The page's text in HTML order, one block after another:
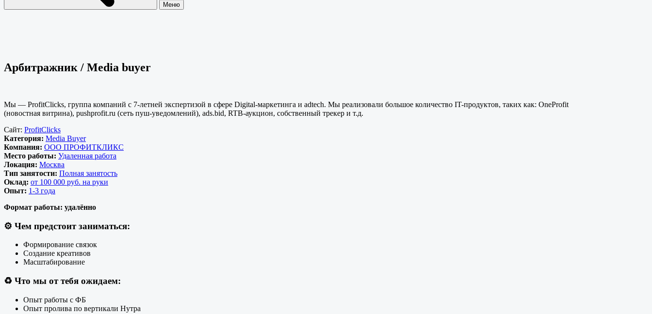
Меню
Арбитражник / Media buyer
Мы — ProfitClicks, группа компаний с 7-летней экспертизой в сфере Digital-маркетинга и adtech. Мы реализовали большое количество IT-продуктов, таких как: OneProfit
(новостная витрина), pushprofit.ru (сеть пуш-уведомлений), ads.bid, RTB-аукцион, собственный трекер и т.д.
Сайт: ProfitClicks
Категория: Media Buyer
Компания: ООО ПРОФИТКЛИКС
Место работы: Удаленная работа
Локация: Москва
Тип занятости: Полная занятость
Оклад: от 100 000 руб. на руки
Опыт: 1-3 года
Формат работы: удалённо
⚙️ Чем предстоит заниматься:
Формирование связок
Создание креативов
Масштабирование
♻️ Что мы от тебя ожидаем:
Опыт работы с ФБ
Опыт пролива по вертикали Нутра